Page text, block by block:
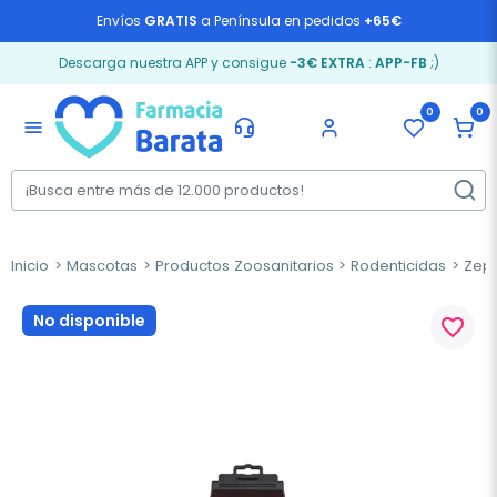
Envíos GRATIS a Península en pedidos +65€
Descarga nuestra APP y consigue -3€ EXTRA: APP-FB ;)
menu
0 0
Inicio Mascotas Productos Zoosanitarios Rodenticidas
No disponible favorite_border